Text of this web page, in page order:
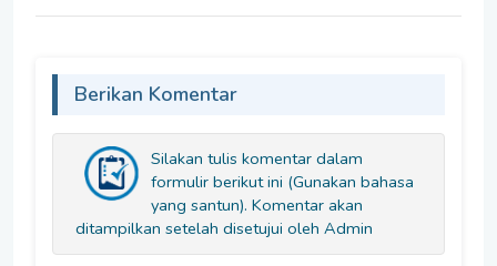
Berikan Komentar
Silakan tulis komentar dalam
formulir berikut ini (Gunakan bahasa
yang santun). Komentar akan
ditampilkan setelah disetujui oleh Admin